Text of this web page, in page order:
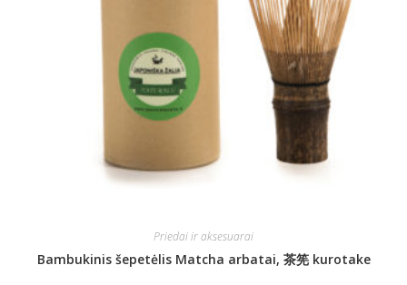
Priedai ir aksesuarai
Bambukinis šepetėlis Matcha arbatai, 茶筅 kurotake